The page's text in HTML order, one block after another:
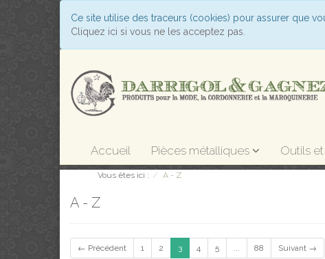
Ce site utilise des traceurs (cookies) pour assurer que
Cliquez ici si vous ne les acceptez pas.
Accueil Pièces métalliques Outils
Vous êtes ici : A - Z
A - Z
← Précédent 1 2 3 4 5 ... 88 Suivant →